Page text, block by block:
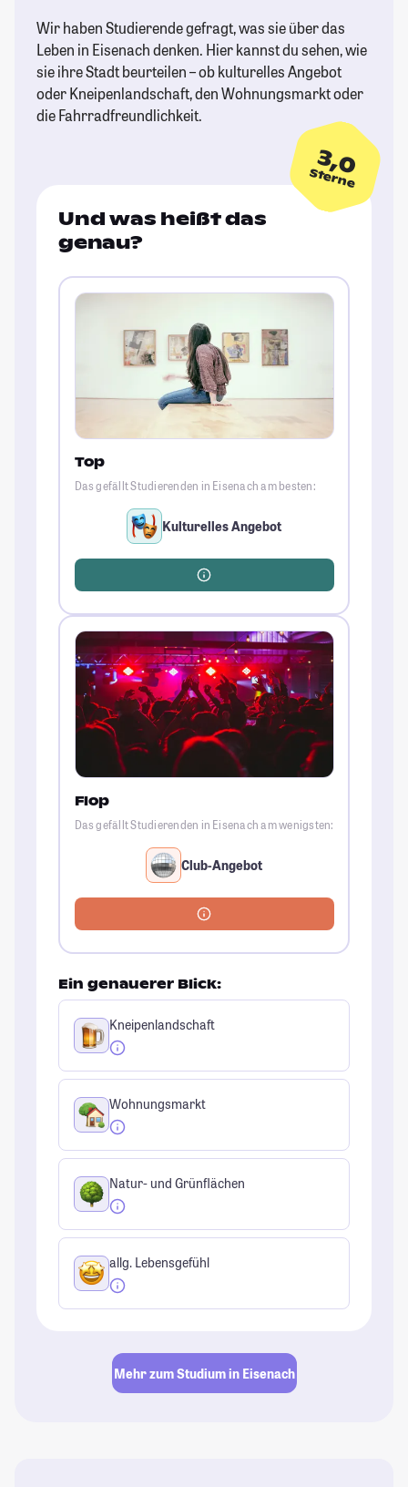
Wir haben Studierende gefragt, was sie über das
Leben in Eisenach denken. Hier kannst du sehen, wie
sie ihre Stadt beurteilen – ob kulturelles Angebot
oder Kneipenlandschaft, den Wohnungsmarkt oder
die Fahrradfreundlichkeit.
3,0
Sterne
Und was heißt das
genau?
Top
Das gefällt Studierenden in Eisenach am besten:
Kulturelles Angebot
Flop
Das gefällt Studierenden in Eisenach am wenigsten:
Club-Angebot
Ein genauerer Blick:
Kneipenlandschaft
Wohnungsmarkt
Natur- und Grünflächen
allg. Lebensgefühl
Mehr zum Studium in Eisenach